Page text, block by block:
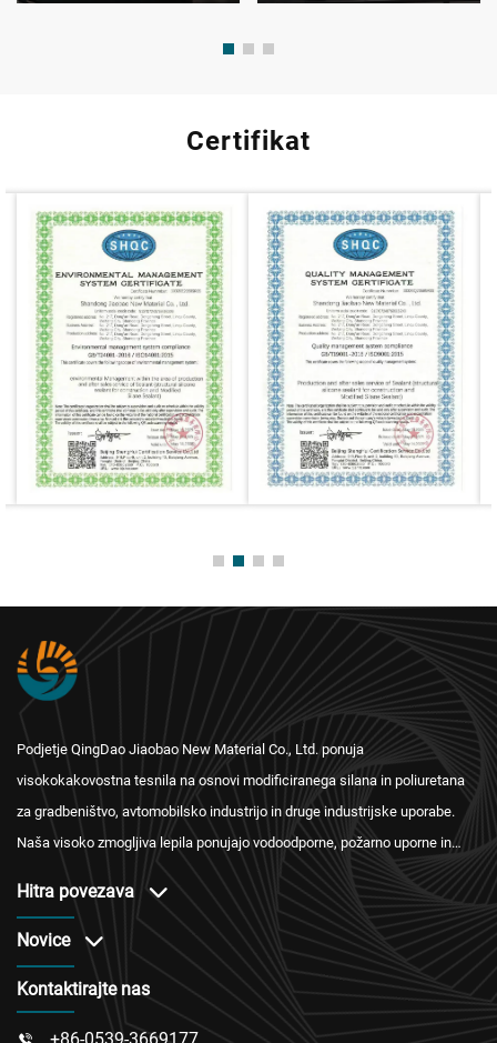
Certifikat
Podjetje QingDao Jiaobao New Material Co., Ltd. ponuja
visokokakovostna tesnila na osnovi modificiranega silana in poliuretana
za gradbeništvo, avtomobilsko industrijo in druge industrijske uporabe.
Naša visoko zmogljiva lepila ponujajo vodoodporne, požarno uporne in
servisom po prodaji.
Hitra povezava
Novice
Kontaktirajte nas
